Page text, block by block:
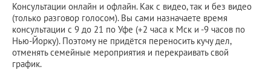
Консультации онлайн и офлайн. Как с видео, так и без видео
(только разговор голосом). Вы сами назначаете время
консультации с 9 до 21 по Уфе (+2 часа к Мск и -9 часов по
Нью-Йорку). Поэтому не придётся переносить кучу дел,
отменять семейные мероприятия и перекраивать свой
график.